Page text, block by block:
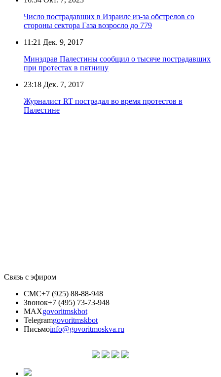
Число пострадавших в Израиле из-за обстрелов со
стороны сектора Газа возросло до 779
11:21 Дек. 9, 2017
Минздрав Палестины сообщил о тысяче пострадавших
при протестах в пятницу
23:18 Дек. 7, 2017
Журналист RT пострадал во время протестов в
Палестине
Связь с эфиром
СМС+7 (925) 88-88-948
Звонок+7 (495) 73-73-948
MAXgovoritmskbot
Telegramgovoritmskbot
Письмоinfo@govoritmoskva.ru